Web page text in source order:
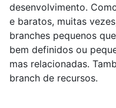
desenvolvimento.
e baratos, muitas
branches pequenos
bem definidos ou
mas relacionadas.
branch de recursos.